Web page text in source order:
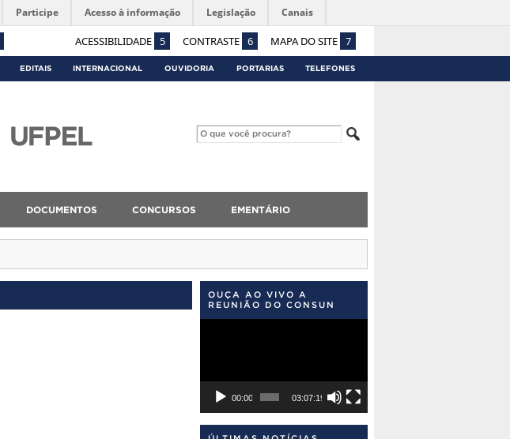
ACESSIBILIDADE 5 CONTRASTE 6 MAPA DO SITE 7
Participe Acesso à informação Legislação Canais
EDITAIS INTERNACIONAL OUVIDORIA PORTARIAS TELEFONES
DOCUMENTOS CONCURSOS EMENTÁRIO
OUÇA AO VIVO A
REUNIÃO DO CONSUN
00:00 03:07:19